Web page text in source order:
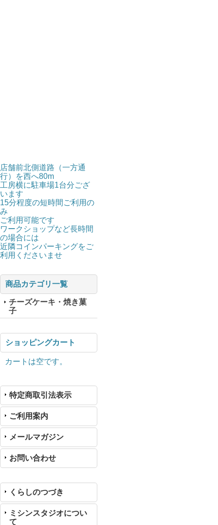
店舗前北側道路（一方通
行）を西へ80m
工房横に駐車場1台分ござ
います
15分程度の短時間ご利用の
み
ご利用可能です
ワークショップなど長時間
の場合には
近隣コインパーキングをご
利用くださいませ
商品カテゴリ一覧
チーズケーキ・焼き菓
子
ショッピングカート
カートは空です。
特定商取引法表示
ご利用案内
メールマガジン
お問い合わせ
くらしのつづき
ミシンスタジオについ
て